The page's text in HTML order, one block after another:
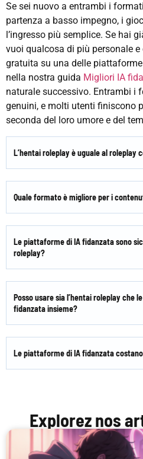
Se sei nuovo a entrambi i
partenza a basso impegno, i
l’ingresso più semplice. Se hai
vuoi qualcosa di più personale
gratuita su una delle
nella nostra guida Migliori IA
naturale successivo. Entrambi i
genuini, e molti utenti finiscono
seconda del loro umore e del
L’hentai roleplay è uguale al roleplay
Quale formato è migliore per i
Le piattaforme di IA fidanzata sono
roleplay?
Posso usare sia l’hentai roleplay che
fidanzata insieme?
Le piattaforme di IA fidanzata
Explorez nos